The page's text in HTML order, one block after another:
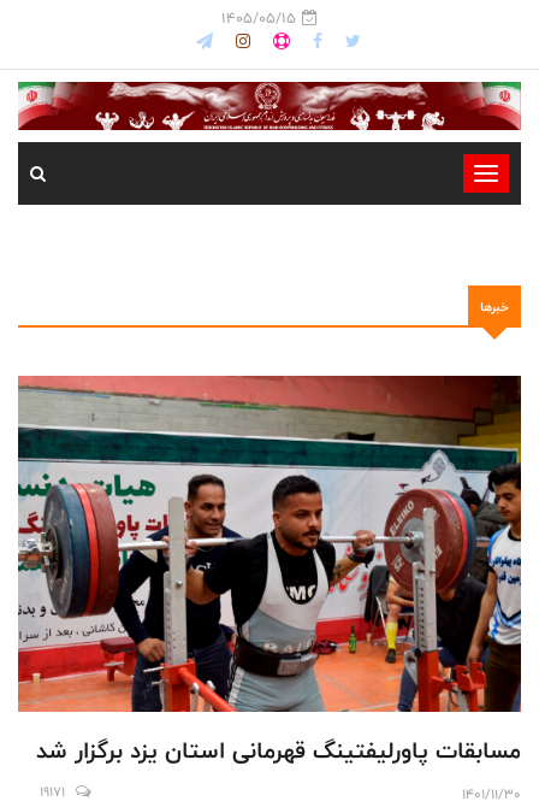
1405/05/15
-
-
-
-
خبرها
مسابقات پاورلیفتینگ قهرمانی استان یزد برگزار شد
1401/11/30
19171